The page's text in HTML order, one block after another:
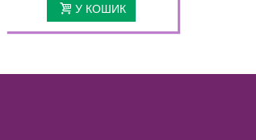
У КОШИК